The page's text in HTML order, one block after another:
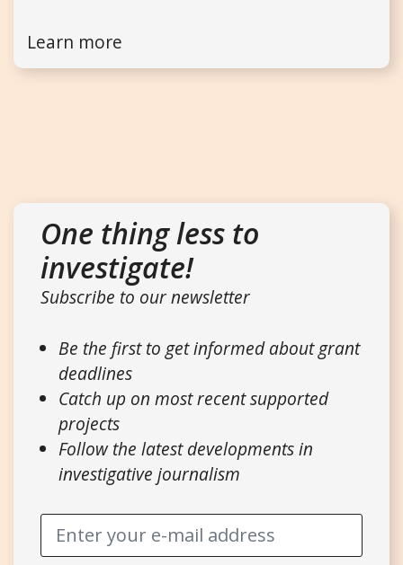
Learn more
One thing less to
investigate!
Subscribe to our newsletter
Be the first to get informed about grant
deadlines
Catch up on most recent supported
projects
Follow the latest developments in
investigative journalism